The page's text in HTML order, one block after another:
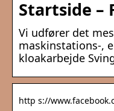
Startside –
Vi udfører det
maskinstations-,
kloakarbejde
http s://